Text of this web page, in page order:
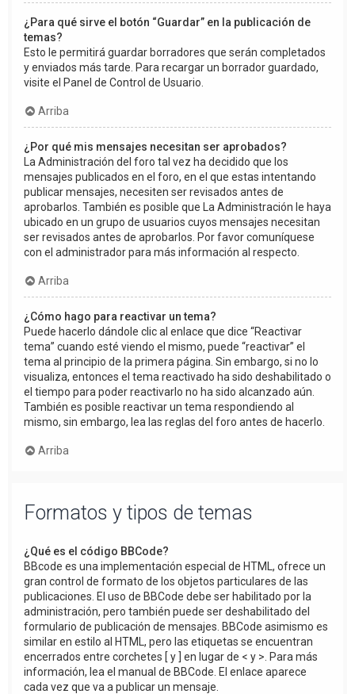
¿Para qué sirve el botón “Guardar” en la publicación de
temas?
Esto le permitirá guardar borradores que serán completados
y enviados más tarde. Para recargar un borrador guardado,
visite el Panel de Control de Usuario.
Arriba
¿Por qué mis mensajes necesitan ser aprobados?
La Administración del foro tal vez ha decidido que los
mensajes publicados en el foro, en el que estas intentando
publicar mensajes, necesiten ser revisados antes de
aprobarlos. También es posible que La Administración le haya
ubicado en un grupo de usuarios cuyos mensajes necesitan
ser revisados antes de aprobarlos. Por favor comuníquese
con el administrador para más información al respecto.
Arriba
¿Cómo hago para reactivar un tema?
Puede hacerlo dándole clic al enlace que dice “Reactivar
tema” cuando esté viendo el mismo, puede “reactivar” el
tema al principio de la primera página. Sin embargo, si no lo
visualiza, entonces el tema reactivado ha sido deshabilitado o
el tiempo para poder reactivarlo no ha sido alcanzado aún.
También es posible reactivar un tema respondiendo al
mismo, sin embargo, lea las reglas del foro antes de hacerlo.
Arriba
Formatos y tipos de temas
¿Qué es el código BBCode?
BBcode es una implementación especial de HTML, ofrece un
gran control de formato de los objetos particulares de las
publicaciones. El uso de BBCode debe ser habilitado por la
administración, pero también puede ser deshabilitado del
formulario de publicación de mensajes. BBCode asimismo es
similar en estilo al HTML, pero las etiquetas se encuentran
encerrados entre corchetes [ y ] en lugar de < y >. Para más
información, lea el manual de BBCode. El enlace aparece
cada vez que va a publicar un mensaje.